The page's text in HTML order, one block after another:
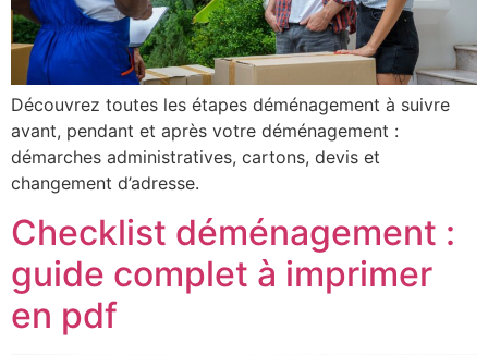
Découvrez toutes les étapes déménagement à suivre
avant, pendant et après votre déménagement :
démarches administratives, cartons, devis et
changement d’adresse.
Checklist déménagement :
guide complet à imprimer
en pdf